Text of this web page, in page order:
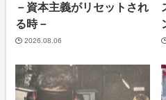
－資本主義がリセットされ
る時－
2026.08.06